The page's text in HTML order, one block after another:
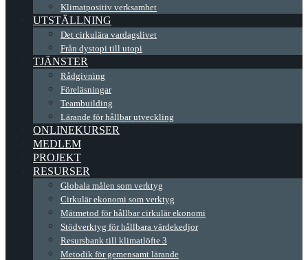
Klimatpositiv verksamhet
UTSTÄLLNING
Det cirkulära vardagslivet
Från dystopi till utopi
TJÄNSTER
Rådgivning
Föreläsningar
Teambuilding
Lärande för hållbar utveckling
ONLINEKURSER
MEDLEM
PROJEKT
RESURSER
Globala målen som verktyg
Cirkulär ekonomi som verktyg
Mätmetod för hållbar cirkulär ekonomi
Stödverktyg för hållbara värdekedjor
Resursbank till klimatlöfte 3
Metodik för gemensamt lärande